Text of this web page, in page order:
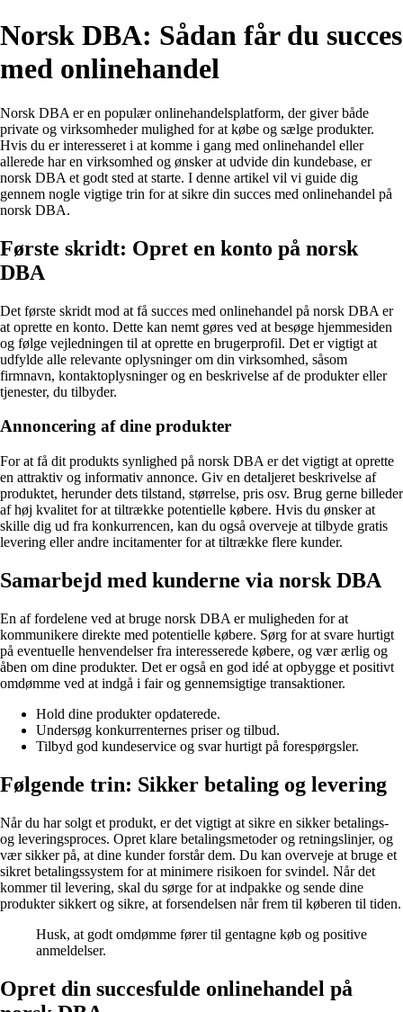
Norsk DBA: Sådan får du succes
med onlinehandel
Norsk DBA er en populær onlinehandelsplatform, der giver både
private og virksomheder mulighed for at købe og sælge produkter.
Hvis du er interesseret i at komme i gang med onlinehandel eller
allerede har en virksomhed og ønsker at udvide din kundebase, er
norsk DBA et godt sted at starte. I denne artikel vil vi guide dig
gennem nogle vigtige trin for at sikre din succes med onlinehandel på
norsk DBA.
Første skridt: Opret en konto på norsk
DBA
Det første skridt mod at få succes med onlinehandel på norsk DBA er
at oprette en konto. Dette kan nemt gøres ved at besøge hjemmesiden
og følge vejledningen til at oprette en brugerprofil. Det er vigtigt at
udfylde alle relevante oplysninger om din virksomhed, såsom
firmnavn, kontaktoplysninger og en beskrivelse af de produkter eller
tjenester, du tilbyder.
Annoncering af dine produkter
For at få dit produkts synlighed på norsk DBA er det vigtigt at oprette
en attraktiv og informativ annonce. Giv en detaljeret beskrivelse af
produktet, herunder dets tilstand, størrelse, pris osv. Brug gerne billeder
af høj kvalitet for at tiltrække potentielle købere. Hvis du ønsker at
skille dig ud fra konkurrencen, kan du også overveje at tilbyde gratis
levering eller andre incitamenter for at tiltrække flere kunder.
Samarbejd med kunderne via norsk DBA
En af fordelene ved at bruge norsk DBA er muligheden for at
kommunikere direkte med potentielle købere. Sørg for at svare hurtigt
på eventuelle henvendelser fra interesserede købere, og vær ærlig og
åben om dine produkter. Det er også en god idé at opbygge et positivt
omdømme ved at indgå i fair og gennemsigtige transaktioner.
Hold dine produkter opdaterede.
Undersøg konkurrenternes priser og tilbud.
Tilbyd god kundeservice og svar hurtigt på forespørgsler.
Følgende trin: Sikker betaling og levering
Når du har solgt et produkt, er det vigtigt at sikre en sikker betalings-
og leveringsproces. Opret klare betalingsmetoder og retningslinjer, og
vær sikker på, at dine kunder forstår dem. Du kan overveje at bruge et
sikret betalingssystem for at minimere risikoen for svindel. Når det
kommer til levering, skal du sørge for at indpakke og sende dine
produkter sikkert og sikre, at forsendelsen når frem til køberen til tiden.
Husk, at godt omdømme fører til gentagne køb og positive
anmeldelser.
Opret din succesfulde onlinehandel på